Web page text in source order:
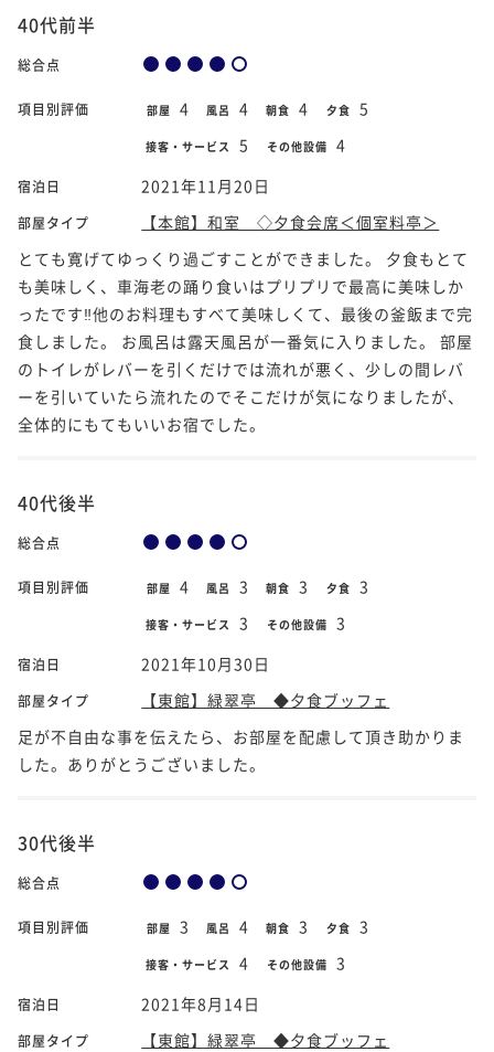
40代前半
総合点
項目別評価 部屋 4 風呂 4 朝食 4 夕食 5
接客・サービス 5 その他設備 4
宿泊日 2021年11月20日
部屋タイプ
【本館】和室 ◇夕食会席＜個室料亭＞
とても寛げてゆっくり過ごすことができました。 夕食もとて
も美味しく、車海老の踊り食いはプリプリで最高に美味しか
ったです‼他のお料理もすべて美味しくて、最後の釜飯まで完
食しました。 お風呂は露天風呂が一番気に入りました。 部屋
のトイレがレバーを引くだけでは流れが悪く、少しの間レバ
ーを引いていたら流れたのでそこだけが気になりましたが、
全体的にもてもいいお宿でした。
40代後半
総合点
項目別評価 部屋 4 風呂 3 朝食 3 夕食 3
接客・サービス 3 その他設備 3
宿泊日 2021年10月30日
部屋タイプ
【東館】緑翠亭 ◆夕食ブッフェ
足が不自由な事を伝えたら、お部屋を配慮して頂き助かりま
した。ありがとうございました。
30代後半
総合点
項目別評価 部屋 3 風呂 4 朝食 3 夕食 3
接客・サービス 4 その他設備 3
宿泊日 2021年8月14日
部屋タイプ
【東館】緑翠亭 ◆夕食ブッフェ